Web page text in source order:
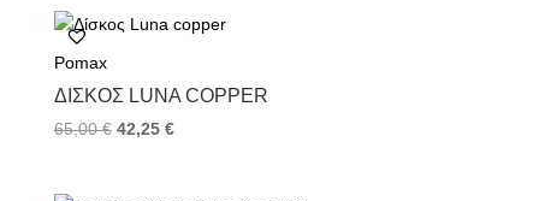
Pomax
ΔΊΣΚΟΣ LUNA COPPER
65,00€ 42,25 €